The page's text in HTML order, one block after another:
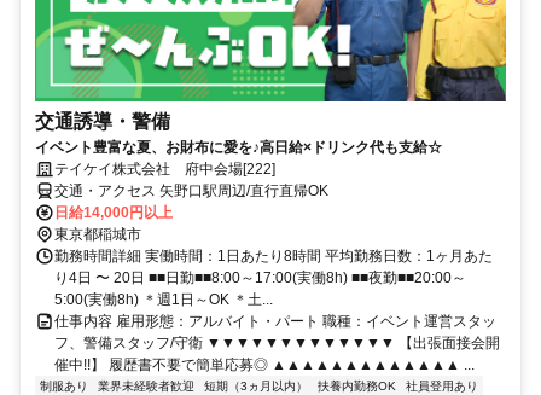
交通誘導・警備
イベント豊富な夏、お財布に愛を♪高日給×ドリンク代も支給☆
テイケイ株式会社 府中会場[222]
交通・アクセス 矢野口駅周辺/直行直帰OK
日給14,000円以上
東京都稲城市
勤務時間詳細 実働時間：1日あたり8時間 平均勤務日数：1ヶ月あた
り4日 〜 20日 ■■日勤■■8:00～17:00(実働8h) ■■夜勤■■20:00～
5:00(実働8h) ＊週1日～OK ＊土...
仕事内容 雇用形態：アルバイト・パート 職種：イベント運営スタッ
フ、警備スタッフ/守衛 ▼▼▼▼▼▼▼▼▼▼▼▼▼ 【出張面接会開
催中!!】 履歴書不要で簡単応募◎ ▲▲▲▲▲▲▲▲▲▲▲▲▲ ...
制服あり 業界未経験者歓迎 短期（3ヵ月以内） 扶養内勤務OK 社員登用あり